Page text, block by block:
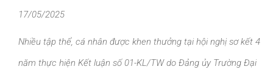
17/05/2025
Nhiều tập thể, cá nhân được khen thưởng tại hội nghị sơ kết 4
năm thực hiện Kết luận số 01-KL/TW do Đảng ủy Trường Đại